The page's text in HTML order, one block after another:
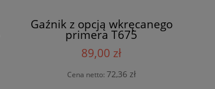
Gaźnik z opcją wkręcanego
primera T675
89,00 zł
Cena netto: 72,36 zł